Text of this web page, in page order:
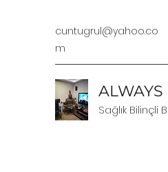
cuntugrul@yahoo.co
m
Sağlık Bilinçli